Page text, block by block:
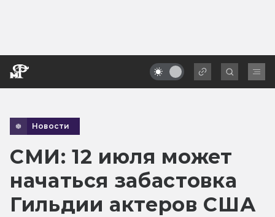
Новости
СМИ: 12 июля может
начаться забастовка
Гильдии актеров США